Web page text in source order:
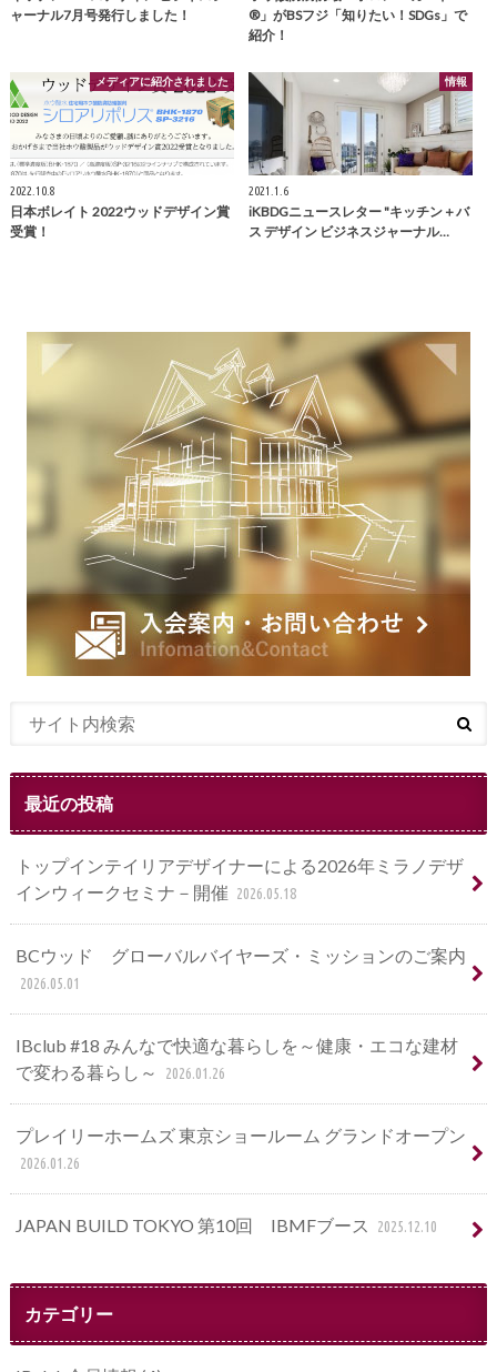
ャーナル7月号発行しました！
®」がBSフジ「知りたい！SDGs」で
紹介！
メディアに紹介されました
2022.10.8
日本ボレイト 2022ウッドデザイン賞
受賞！
情報
2021.1.6
iKBDGニュースレター "キッチン＋バ
ス デザイン ビジネスジャーナル…
最近の投稿
トップインテイリアデザイナーによる2026年ミラノデザ
インウィークセミナ－開催 2026.05.18
BCウッド グローバルバイヤーズ・ミッションのご案内
2026.05.01
IBclub #18 みんなで快適な暮らしを～健康・エコな建材
で変わる暮らし～
2026.01.26
プレイリーホームズ 東京ショールーム グランドオープン
2026.01.26
JAPAN BUILD TOKYO 第10回 IBMFブース 2025.12.10
カテゴリー